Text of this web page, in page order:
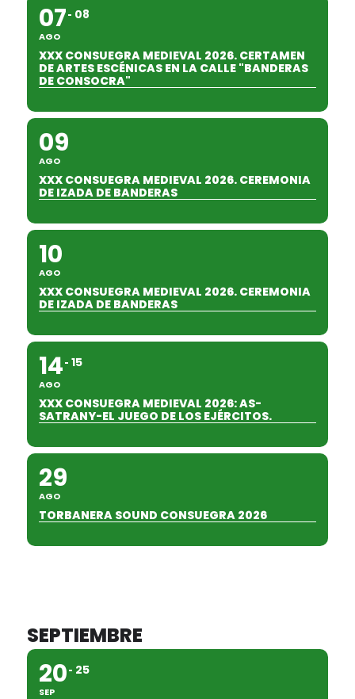
07
AGO
08
XXX CONSUEGRA MEDIEVAL 2026. CERTAMEN
DE ARTES ESCÉNICAS EN LA CALLE "BANDERAS
DE CONSOCRA"
09
AGO
XXX CONSUEGRA MEDIEVAL 2026. CEREMONIA
DE IZADA DE BANDERAS
10
AGO
XXX CONSUEGRA MEDIEVAL 2026. CEREMONIA
DE IZADA DE BANDERAS
14
AGO
15
XXX CONSUEGRA MEDIEVAL 2026: AS-
SATRANY-EL JUEGO DE LOS EJÉRCITOS.
29
AGO
TORBANERA SOUND CONSUEGRA 2026
SEPTIEMBRE
20
SEP
25